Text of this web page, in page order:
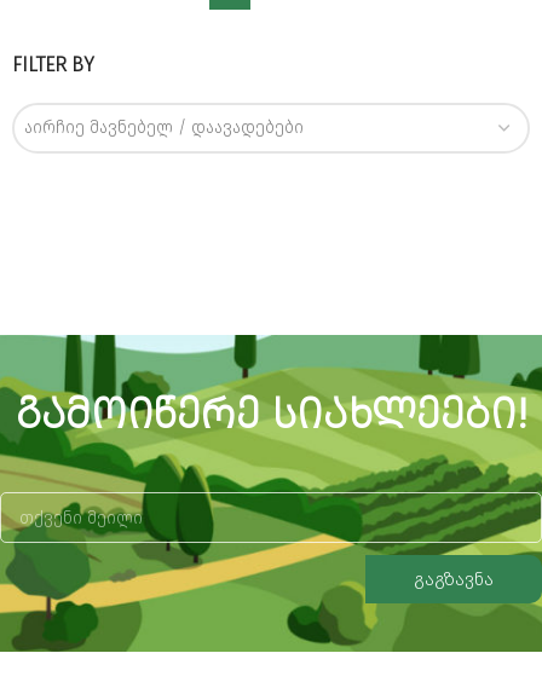
FILTER BY
აირჩიე მავნებელ / დაავადებები
ᲒᲐᲛᲝᲘᲬᲔᲠᲔ ᲡᲘᲐᲮᲚᲔᲔᲑᲘ!
გაგზავნა
Alternative: